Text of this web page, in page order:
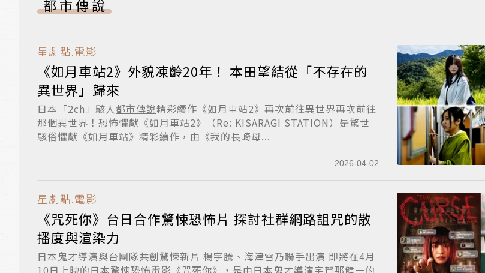
都市傳說
星劇點.電影
《如月車站2》外貌凍齡20年！ 本田望結從「不存在的
異世界」歸來
日本「2ch」駭人都市傳說精彩續作《如月車站2》再次前往異世界再次前往
那個異世界！恐怖懼獻《如月車站2》（Re: KISARAGI STATION）是驚世
駭俗懼獻《如月車站》精彩續作，由《我的長崎母...
2026-04-02
星劇點.電影
《咒死你》台日合作驚悚恐怖片 探討社群網路詛咒的散
播度與渲染力
日本鬼才導演與台團隊共創驚悚新片 楊宇騰、海津雪乃聯手出演 即將在4月
10日上映的日本驚悚恐怖電影《咒死你》，是由日本鬼才導演宇賀那健一的